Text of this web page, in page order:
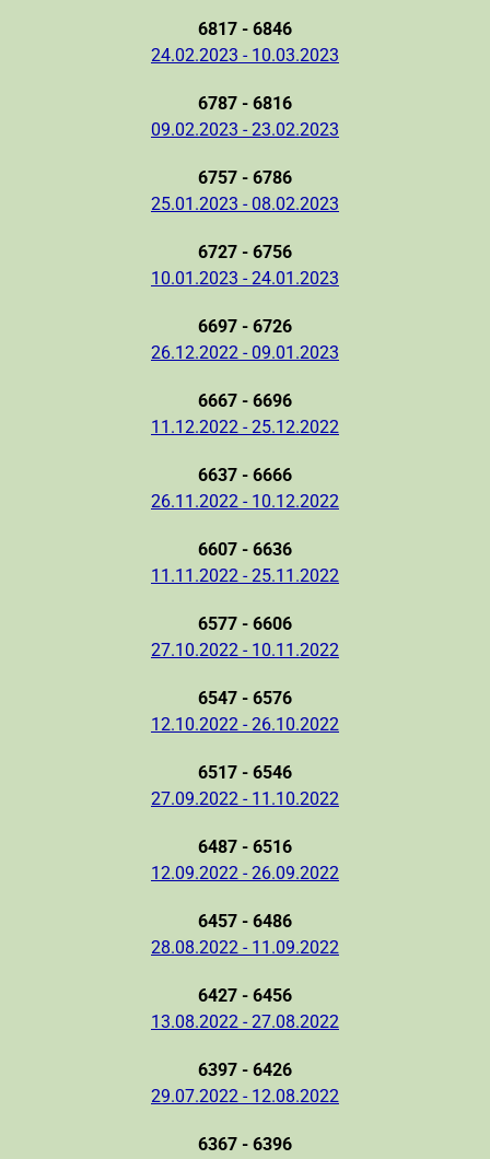
6817 - 6846
24.02.2023 - 10.03.2023
6787 - 6816
09.02.2023 - 23.02.2023
6757 - 6786
25.01.2023 - 08.02.2023
6727 - 6756
10.01.2023 - 24.01.2023
6697 - 6726
26.12.2022 - 09.01.2023
6667 - 6696
11.12.2022 - 25.12.2022
6637 - 6666
26.11.2022 - 10.12.2022
6607 - 6636
11.11.2022 - 25.11.2022
6577 - 6606
27.10.2022 - 10.11.2022
6547 - 6576
12.10.2022 - 26.10.2022
6517 - 6546
27.09.2022 - 11.10.2022
6487 - 6516
12.09.2022 - 26.09.2022
6457 - 6486
28.08.2022 - 11.09.2022
6427 - 6456
13.08.2022 - 27.08.2022
6397 - 6426
29.07.2022 - 12.08.2022
6367 - 6396